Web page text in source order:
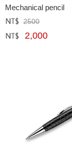
Mechanical pencil
定價﹕2500
網購﹕ 2,000